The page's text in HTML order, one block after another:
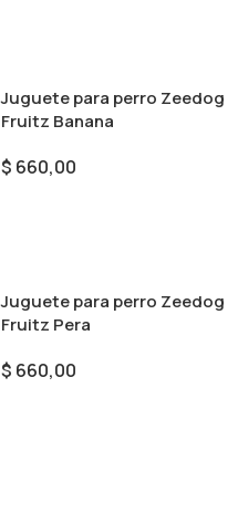
Juguete para perro Zeedog
Fruitz Banana
$ 660,00
Juguete para perro Zeedog
Fruitz Pera
$ 660,00